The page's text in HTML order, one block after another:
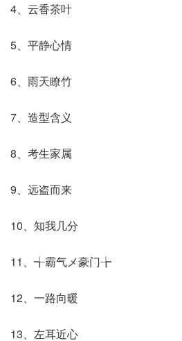
4、云香茶叶
5、平静心情
6、雨天瞭竹
7、造型含义
8、考生家属
9、远盗而来
10、知我几分
11、╅霸气メ豪门╆
12、一路向暖
13、左耳近心